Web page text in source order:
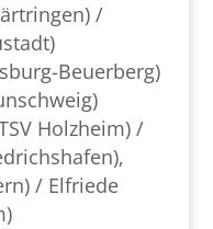
/
Beuerberg)
Holzheim) /
/ Elfriede